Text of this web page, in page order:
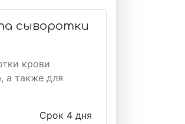
сыворотки
крови
а также для
Срок 4 дня